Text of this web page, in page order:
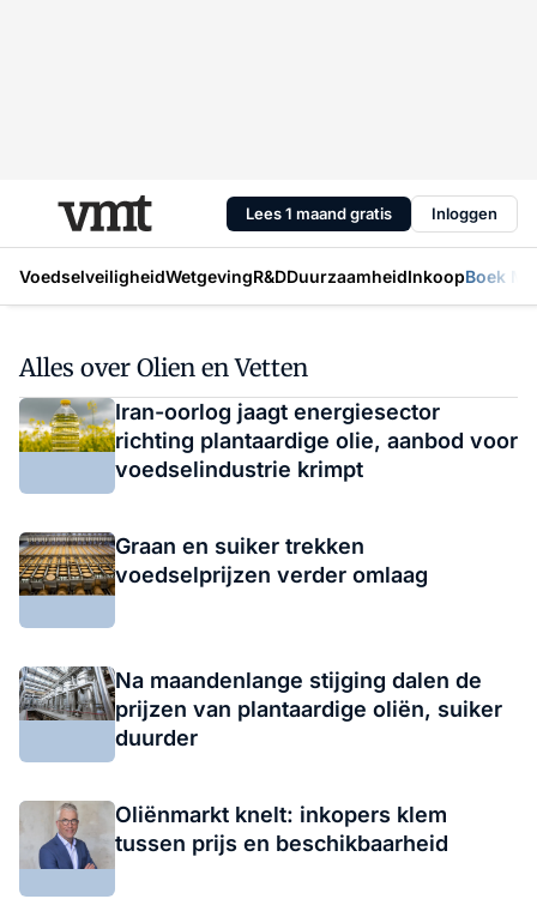
Lees 1 maand gratis Inloggen
VoedselveiligheidWetgevingR&DDuurzaamheidInkoopBoek
Alles over Olien en Vetten
Iran-oorlog jaagt energiesector
richting plantaardige olie, aanbod voor
voedselindustrie krimpt
Graan en suiker trekken
voedselprijzen verder omlaag
Na maandenlange stijging dalen de
prijzen van plantaardige oliën, suiker
duurder
Oliënmarkt knelt: inkopers klem
tussen prijs en beschikbaarheid